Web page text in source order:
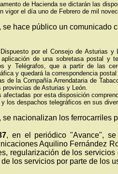
de Hacienda se dictarán las
vigor el día uno de Febrero de mil
se hace público un comunicado
Dispuesto por el Consejo de Asturias
aplicación de una sobretasa postal y
y Telégrafos, que a partir de las
y quedará la correspondencia
de la Compañía Arrendataria de
provincias de Asturias y León.
afectadas por esta disposición
los despachos telegráficos en sus
, se nacionalizan los ferrocarriles
, en el periódico "Avance",
Aquilino Fernández
regularización de los
los servicios por parte de los